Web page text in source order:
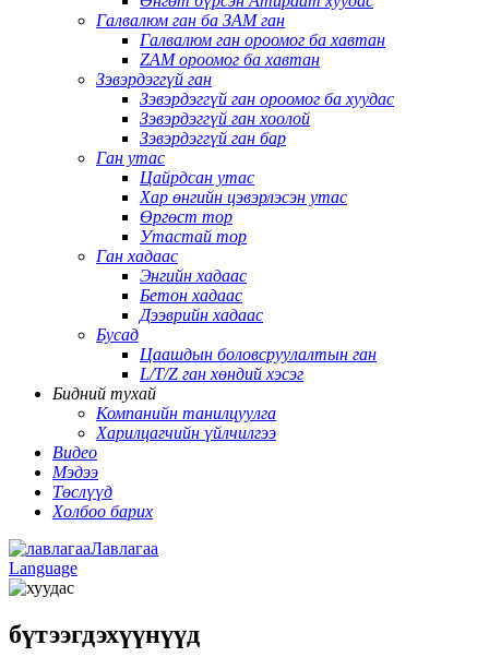
Галвалюм ган ба ЗАМ ган
Галвалюм ган ороомог ба хавтан
ZAM ороомог ба хавтан
Зэвэрдэггүй ган
Зэвэрдэггүй ган ороомог ба хуудас
Зэвэрдэггүй ган хоолой
Зэвэрдэггүй ган бар
Ган утас
Цайрдсан утас
Хар өнгийн цэвэрлэсэн утас
Өргөст тор
Утастай тор
Ган хадаас
Энгийн хадаас
Бетон хадаас
Дээврийн хадаас
Бусад
Цаашдын боловсруулалтын ган
L/T/Z ган хөндий хэсэг
Бидний тухай
Компанийн танилцуулга
Харилцагчийн үйлчилгээ
Видео
Мэдээ
Төслүүд
Холбоо барих
Лавлагаа
Language
бүтээгдэхүүнүүд